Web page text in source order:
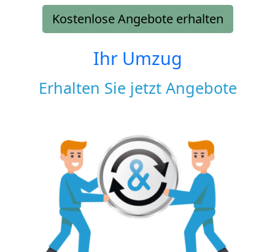
Kostenlose Angebote erhalten
Ihr Umzug
Erhalten Sie jetzt Angebote